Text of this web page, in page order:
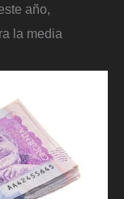
año,
la media